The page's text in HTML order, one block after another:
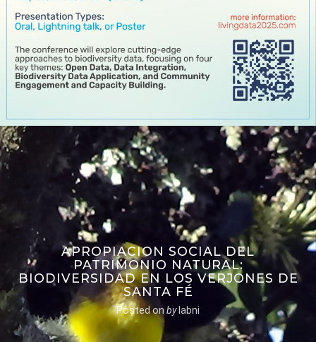
APROPIACION SOCIAL DEL
PATRIMONIO NATURAL:
BIODIVERSIDAD EN LOS VERJONES DE
SANTA FÉ
Posted on bylabni